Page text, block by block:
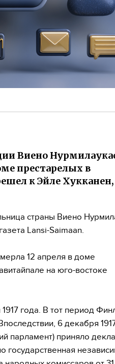
Виено
престарелых в
к Эйле Хукканен,
страны Виено
Lansi-Saimaan.
12 апреля в доме
на юго-востоке
года. В тот период
6 декабря
парламент) приняло
государственная